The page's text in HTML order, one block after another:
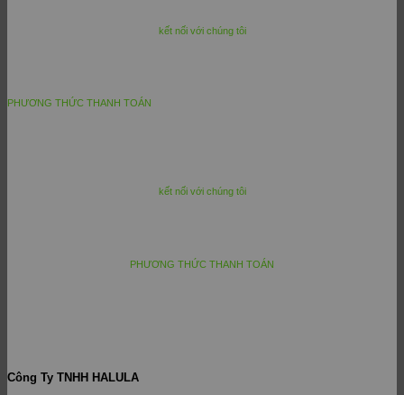
kết nối với chúng tôi
PHƯƠNG THỨC THANH TOÁN
kết nối với chúng tôi
PHƯƠNG THỨC THANH TOÁN
Công Ty TNHH HALULA